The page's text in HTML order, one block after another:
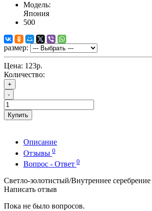
Модель:
Япония
500
размер:
Цена: 123р.
Количество:
+
-
Купить
Описание
Отзывы 0
Вопрос - Ответ 0
Светло-золотистый/Внутреннее серебрение
Написать отзыв
Пока не было вопросов.